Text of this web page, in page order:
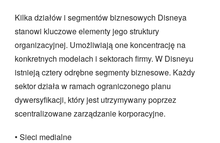
Kilka działów i segmentów biznesowych Disneya
stanowi kluczowe elementy jego struktury
organizacyjnej. Umożliwiają one koncentrację na
konkretnych modelach i sektorach firmy. W Disneyu
istnieją cztery odrębne segmenty biznesowe. Każdy
sektor działa w ramach ograniczonego planu
dywersyfikacji, który jest utrzymywany poprzez
scentralizowane zarządzanie korporacyjne.
• Sieci medialne